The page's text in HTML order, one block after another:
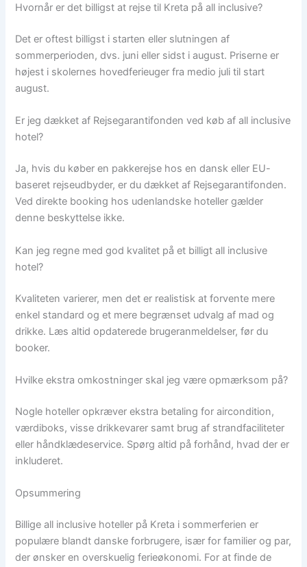
Hvornår er det billigst at rejse til Kreta på all inclusive?
Det er oftest billigst i starten eller slutningen af
sommerperioden, dvs. juni eller sidst i august. Priserne er
højest i skolernes hovedferieuger fra medio juli til start
august.
Er jeg dækket af Rejsegarantifonden ved køb af all inclusive
hotel?
Ja, hvis du køber en pakkerejse hos en dansk eller EU-
baseret rejseudbyder, er du dækket af Rejsegarantifonden.
Ved direkte booking hos udenlandske hoteller gælder
denne beskyttelse ikke.
Kan jeg regne med god kvalitet på et billigt all inclusive
hotel?
Kvaliteten varierer, men det er realistisk at forvente mere
enkel standard og et mere begrænset udvalg af mad og
drikke. Læs altid opdaterede brugeranmeldelser, før du
booker.
Hvilke ekstra omkostninger skal jeg være opmærksom på?
Nogle hoteller opkræver ekstra betaling for aircondition,
værdiboks, visse drikkevarer samt brug af strandfaciliteter
eller håndklædeservice. Spørg altid på forhånd, hvad der er
inkluderet.
Opsummering
Billige all inclusive hoteller på Kreta i sommerferien er
populære blandt danske forbrugere, især for familier og par,
der ønsker en overskuelig ferieøkonomi. For at finde de